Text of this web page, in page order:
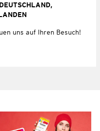
uns auf Ihren Besuch!